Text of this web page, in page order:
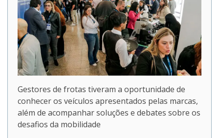
Gestores de frotas tiveram a oportunidade de
conhecer os veículos apresentados pelas marcas,
além de acompanhar soluções e debates sobre os
desafios da mobilidade